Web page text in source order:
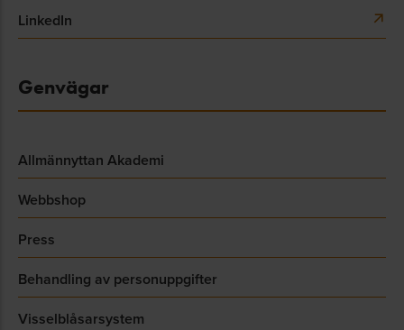
LinkedIn
Genvägar
Allmännyttan Akademi
Webbshop
Press
Behandling av personuppgifter
Visselblåsarsystem